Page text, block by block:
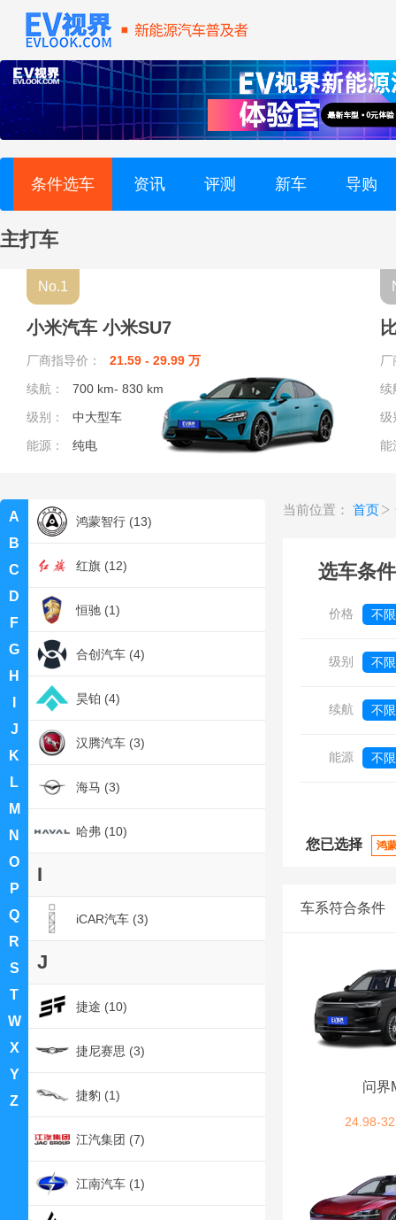
条件选车 资讯 评测 新车 导购
主打车
No.1
小米汽车 小米SU7
厂商指导价：
21.59 - 29.99 万
续航：
700 km- 830 km
级别：
中大型车
能源：
纯电
厂
续
级
能
A
B
C
D
F
G
H
J
K
L
M
N
O
P
Q
R
S
T
W
X
Y
Z
方程豹 (4)
法拉利 (2)
firefly萤火虫 (1)
国金汽车 (1)
广汽集团 (3)
高合汽车 (3)
鸿蒙智行 (13)
红旗 (12)
恒驰 (1)
合创汽车 (4)
昊铂 (4)
汉腾汽车 (3)
海马 (3)
哈弗 (10)
I
iCAR汽车 (3)
J
捷途 (10)
捷尼赛思 (3)
捷豹 (1)
江汽集团 (7)
江南汽车 (1)
当前位置： 首页
选车条件
价格 不限
0万
级别 不限
续航 不限
能源 不限
您已选择 鸿
车系符合条件
问界
24.98-